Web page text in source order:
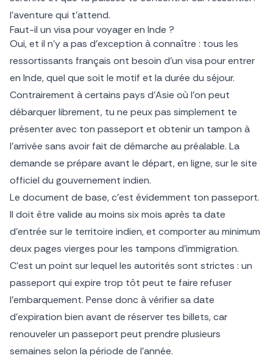
l’aventure qui t’attend.
Faut-il un visa pour voyager en Inde ?
Oui, et il n’y a pas d’exception à connaître : tous les
ressortissants français ont besoin d’un visa pour entrer
en Inde, quel que soit le motif et la durée du séjour.
Contrairement à certains pays d’Asie où l’on peut
débarquer librement, tu ne peux pas simplement te
présenter avec ton passeport et obtenir un tampon à
l’arrivée sans avoir fait de démarche au préalable. La
demande se prépare avant le départ, en ligne, sur le site
officiel du gouvernement indien.
Le document de base, c’est évidemment ton passeport.
Il doit être valide au moins six mois après ta date
d’entrée sur le territoire indien, et comporter au minimum
deux pages vierges pour les tampons d’immigration.
C’est un point sur lequel les autorités sont strictes : un
passeport qui expire trop tôt peut te faire refuser
l’embarquement. Pense donc à vérifier sa date
d’expiration bien avant de réserver tes billets, car
renouveler un passeport peut prendre plusieurs
semaines selon la période de l’année.